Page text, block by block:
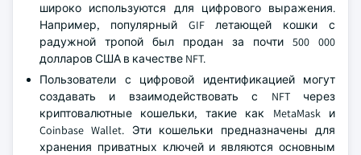
широко используются для цифрового выражения.
Например, популярный GIF летающей кошки с
радужной тропой был продан за почти 500 000
долларов США в качестве NFT.
Пользователи с цифровой идентификацией могут
создавать и взаимодействовать с NFT через
криптовалютные кошельки, такие как MetaMask и
Coinbase Wallet. Эти кошельки предназначены для
хранения приватных ключей и являются основным